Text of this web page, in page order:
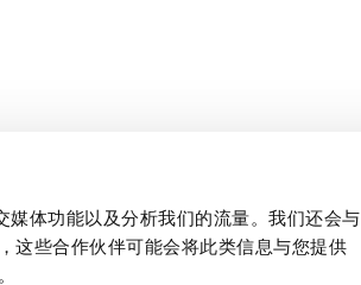
体功能以及分析我们的流量。我们还会与
这些合作伙伴可能会将此类信息与您提供